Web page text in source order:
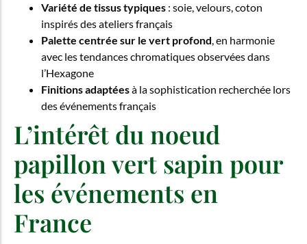
Variété de tissus typiques : soie, velours, coton
inspirés des ateliers français
Palette centrée sur le vert profond, en harmonie
avec les tendances chromatiques observées dans
l’Hexagone
Finitions adaptéesà la sophistication recherchée lors
des événements français
L’intérêt du noeud
papillon vert sapin pour
les événements en
France